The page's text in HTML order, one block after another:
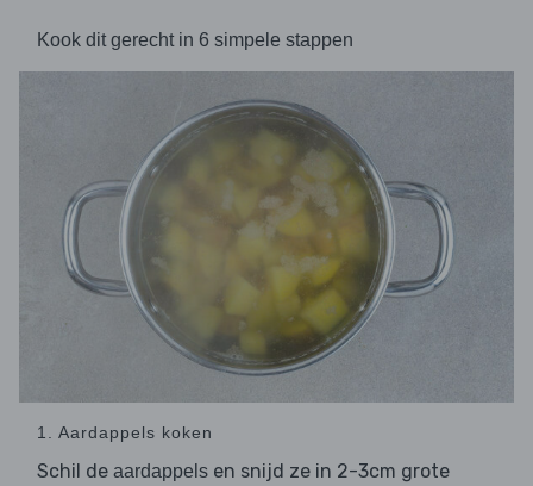
Kook dit gerecht in 6 simpele stappen
1. Aardappels koken
Schil de aardappels en snijd ze in 2-3cm grote